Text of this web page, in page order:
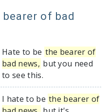
bearer of bad
Hate to be the bearer of
bad news, but you need
to see this.
I hate to be the bearer of